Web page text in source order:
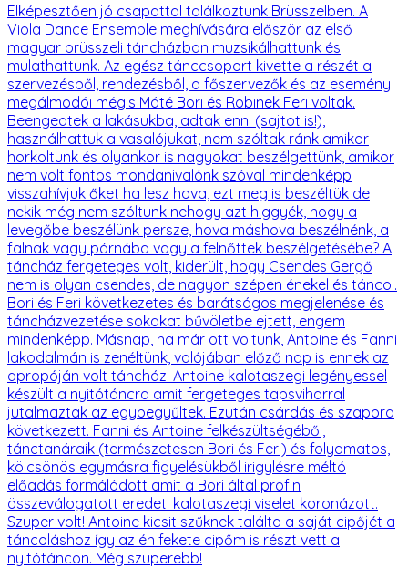
Elképesztően jó csapattal találkoztunk Brüsszelben. A
Viola Dance Ensemble meghívására először az első
magyar brüsszeli táncházban muzsikálhattunk és
mulathattunk. Az egész tánccsoport kivette a részét a
szervezésből, rendezésből, a főszervezők és az esemény
megálmodói mégis Máté Bori és Robinek Feri voltak.
Beengedtek a lakásukba, adtak enni (sajtot is!),
használhattuk a vasalójukat, nem szóltak ránk amikor
horkoltunk és olyankor is nagyokat beszélgettünk, amikor
nem volt fontos mondanivalónk szóval mindenképp
visszahívjuk őket ha lesz hova, ezt meg is beszéltük de
nekik még nem szóltunk nehogy azt higgyék, hogy a
levegőbe beszélünk persze, hova máshova beszélnénk, a
falnak vagy párnába vagy a felnőttek beszélgetésébe? A
táncház fergeteges volt, kiderült, hogy Csendes Gergő
nem is olyan csendes, de nagyon szépen énekel és táncol.
Bori és Feri következetes és barátságos megjelenése és
táncházvezetése sokakat bűvöletbe ejtett, engem
mindenképp. Másnap, ha már ott voltunk, Antoine és Fanni
lakodalmán is zenéltünk, valójában előző nap is ennek az
apropóján volt táncház. Antoine kalotaszegi legényessel
készült a nyitótáncra amit fergeteges tapsviharral
jutalmaztak az egybegyűltek. Ezután csárdás és szapora
következett. Fanni és Antoine felkészültségéből,
tánctanáraik (természetesen Bori és Feri) és folyamatos,
kölcsönös egymásra figyelésükből irigylésre méltó
előadás formálódott amit a Bori által profin
összeválogatott eredeti kalotaszegi viselet koronázott.
Szuper volt! Antoine kicsit szűknek találta a saját cipőjét a
táncoláshoz így az én fekete cipőm is részt vett a
nyitótáncon. Még szuperebb!